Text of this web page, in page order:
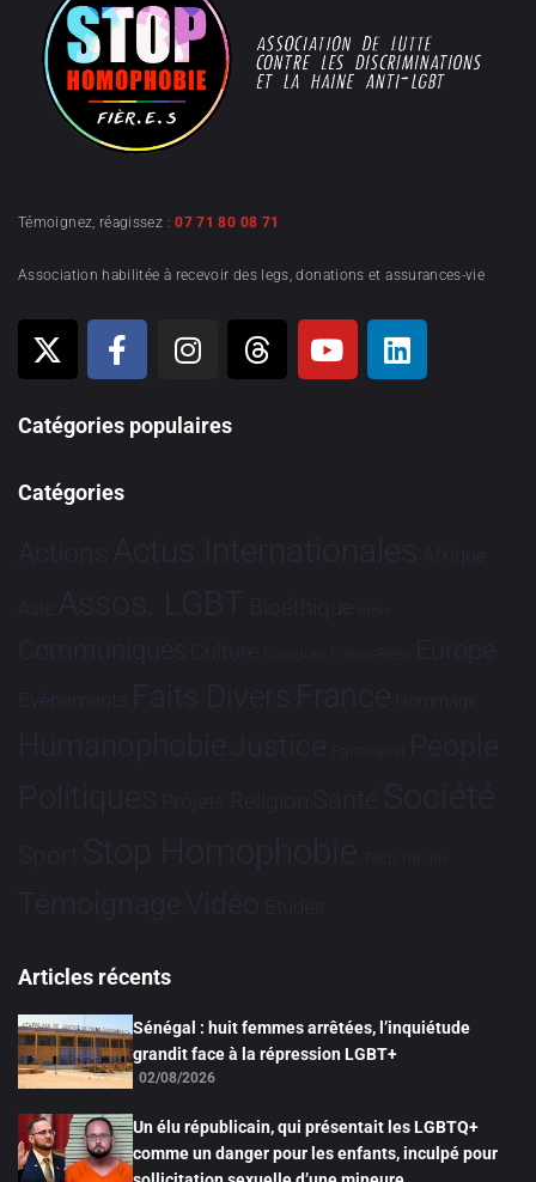
Témoignez, réagissez :07 71 80 08 71
Association habilitée à recevoir des legs, donations et assurances-vie
Catégories populaires
Catégories
Actions Actus Internationales Afrique
Asie Assos. LGBT Bioéthique Brève
Communiqués Culture Dialogues France-Brésil Europe
Evénements Faits Divers France Hommage
HumanophobieJustice Partenariat People
Politiques Projets Religion Santé Société
Sport Stop Homophobie Tech Tribune
TémoignageVidéo Études
Articles récents
Sénégal : huit femmes arrêtées, l’inquiétude
grandit face à la répression LGBT+
02/08/2026
Un élu républicain, qui présentait les LGBTQ+
comme un danger pour les enfants, inculpé pour